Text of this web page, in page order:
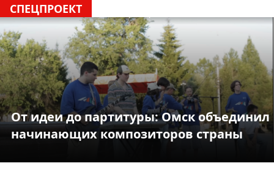
СПЕЦПРОЕКТ
От идеи до партитуры: Омск объединил
начинающих композиторов страны